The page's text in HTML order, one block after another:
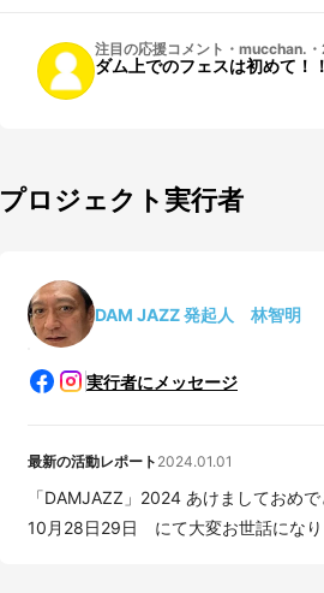
注目の応援コメント ・ mucchan. ・
ダム上でのフェスは初めて！
プロジェクト実行者
DAM JAZZ 発起人 林智明
実行者にメッセージ
最新の活動レポート 2024.01.01
「DAMJAZZ」2024 あけましておめでとうございます。 昨年は「DAMJAZZin新豊根ダム』
10月28日29日 にて大変お世話になり